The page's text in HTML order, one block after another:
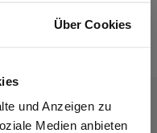
Über Cookies
und Anzeigen zu
Medien anbieten